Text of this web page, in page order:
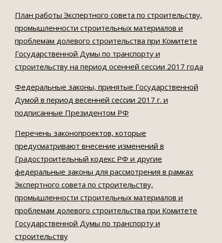
План работы Экспертного совета по строительству,
промышленности строительных материалов и
проблемам долевого строительства при Комитете
Государственной Думы по транспорту и
строительству на период осенней сессии 2017 года
Федеральные законы, принятые Государственной
Думой в период весенней сессии 2017 г. и
подписанные Президентом РФ
Перечень законопроектов, которые
предусматривают внесение изменений в
Градостроительный кодекс РФ и другие
федеральные законы для рассмотрения в рамках
Экспертного совета по строительству,
промышленности строительных материалов и
проблемам долевого строительства при Комитете
Государственной Думы по транспорту и
строительству